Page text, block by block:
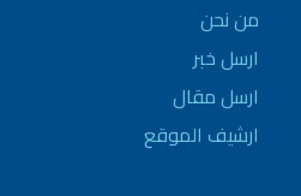
من نحن
ارسل خبر
ارسل مقال
ارشيف الموقع